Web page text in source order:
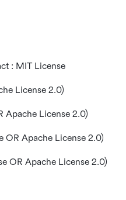
: MIT License
License 2.0)
Apache License 2.0)
Apache License 2.0)
OR Apache License 2.0)